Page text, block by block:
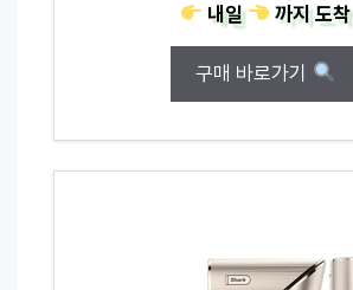
내일
까지도착
구매 바로가기